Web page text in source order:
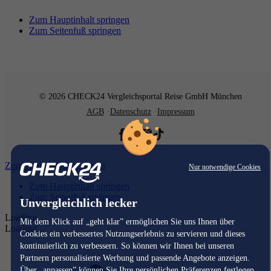
Nur notwendige Cookies
Unvergleichlich lecker
Mit dem Klick auf „geht klar” ermöglichen Sie uns Ihnen über
Cookies ein verbessertes Nutzungserlebnis zu servieren und dieses
kontinuierlich zu verbessern. So können wir Ihnen bei unseren
Partnern personalisierte Werbung und passende Angebote anzeigen.
Zum Hauptinhalt springen
Zum Seitenfuß springen
© 2026 CHECK24 Vergleichsportal Reise GmbH München
AGB
Datenschutz Impressum
Zum Hauptinhalt springen
Zum Hauptinhalt springen
Zum Seitenfuß springen
Loading...
Loading...